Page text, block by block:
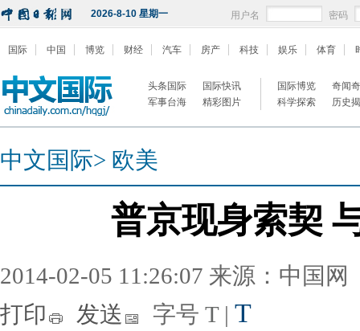
2026-8-10 星期一 用户名 密码
国际 中国 博览 财经 汽车 房产 科技 娱乐 体育
头条国际
国际快讯
军事台海
精彩图片
国际博览
奇闻
科学探索
历史
中文国际> 欧美
普京现身索契
2014-02-05 11:26:07 来源：中国网
打印
发送 字号 T | T